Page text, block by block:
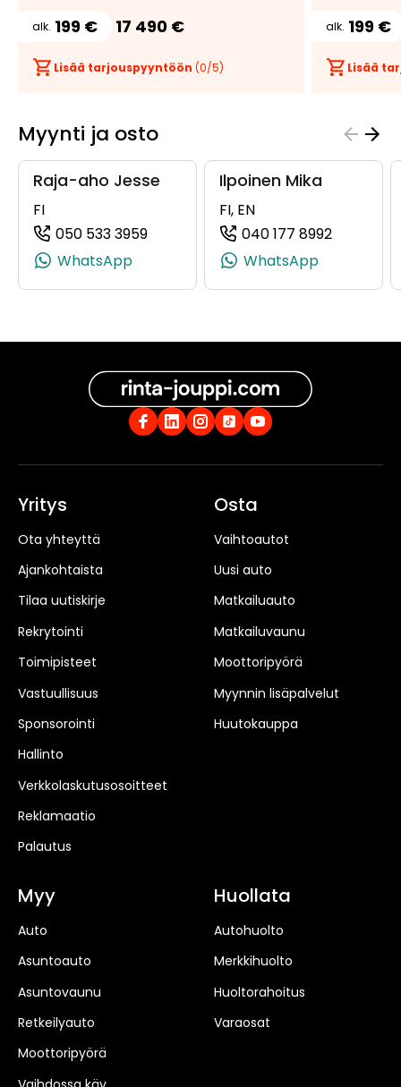
alk. 199 € 17 490 €
Lisää tarjouspyyntöön (0/5)
alk. 199 €
Lisää
Myynti ja osto
Raja-aho Jesse
FI
050 533 3959
(+358505333959, 0505333959,
WhatsApp
Ilpoinen Mika
FI, EN
040 177 8992
WhatsApp
Yritys
Ota yhteyttä
Ajankohtaista
Tilaa uutiskirje
Rekrytointi
Toimipisteet
Vastuullisuus
Sponsorointi
Hallinto
Verkkolaskutusosoitteet
Reklamaatio
Palautus
Osta
Vaihtoautot
Uusi auto
Matkailuauto
Matkailuvaunu
Moottoripyörä
Myynnin lisäpalvelut
Huutokauppa
Myy
Auto
Asuntoauto
Asuntovaunu
Retkeilyauto
Moottoripyörä
Huollata
Autohuolto
Merkkihuolto
Huoltorahoitus
Varaosat